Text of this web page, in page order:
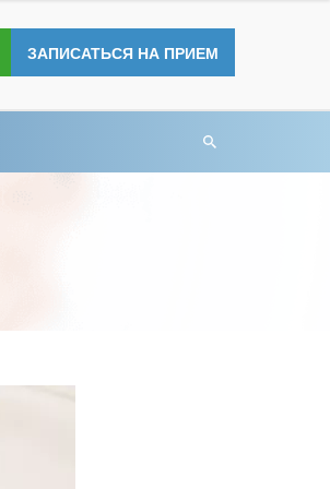
ЗАПИСАТЬСЯ НА ПРИЕМ